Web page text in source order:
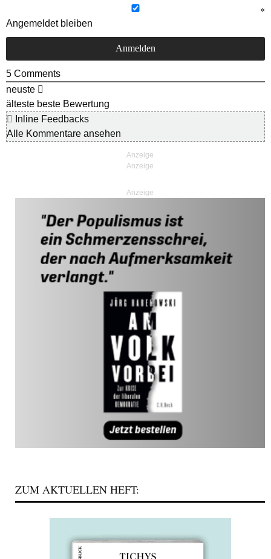
Angemeldet bleiben
5 Comments
neuste
älteste beste Bewertung
Inline Feedbacks
Alle Kommentare ansehen
Anzeige
ZUM AKTUELLEN HEFT: